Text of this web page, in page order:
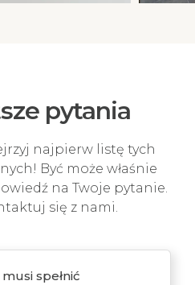
pytania
najpierw listę tych
Być może właśnie
na Twoje pytanie.
się z nami.
spełnić